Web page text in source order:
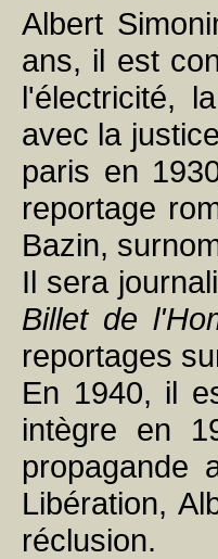
Albert
ans, il est
l'électricité,
avec la
paris en
reportage
Bazin,
Il sera
Billet de
reportages
En 1940, il
intègre en
propagande
Libération,
réclusion.